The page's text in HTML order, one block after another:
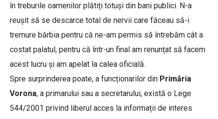
în treburile oamenilor plătiți totuși din bani publici. N-a
reușit să se descarce total de nervii care făceau să-i
tremure bărbia pentru că ne-am permis să întrebăm cât a
costat palatul, pentru că într-un final am renunțat să facem
acest lucru și am apelat la calea oficială.
Spre surprinderea poate, a funcționarilor din Primăria
Vorona, a primarului sau a secretarului, există o Lege
544/2001 privind liberul acces la informații de interes